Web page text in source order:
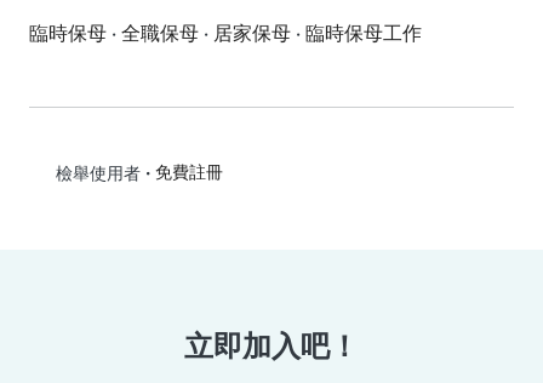
臨時保母 · 全職保母 · 居家保母 · 臨時保母工作
檢舉使用者• 免費註冊
立即加入吧！